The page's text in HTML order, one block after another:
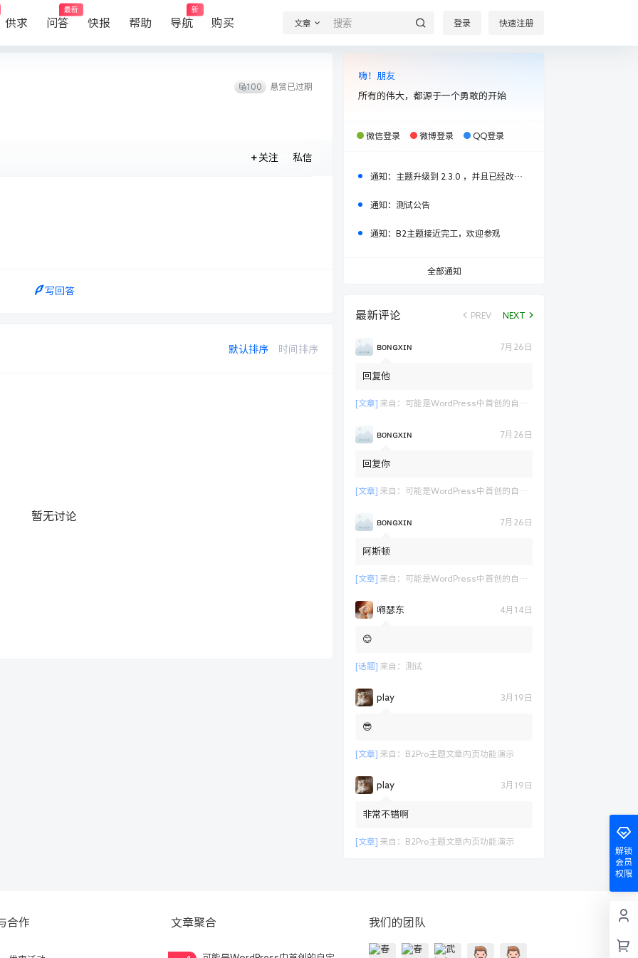
供求 问答
最新
快报 帮助 导航
新
购买 文章 登录 快速注册
100 悬赏已过期
关注 私信
写回答
默认排序 时间排序
暂无讨论
嗨！朋友
所有的伟大，都源于一个勇敢的开始
微信登录 微博登录 QQ登录
通知： 主题升级到 2.3.0 ，并且已经改名柒比贰（seven）主题，请大家注意！
通知： 测试公告
通知： B2主题接近完工，欢迎参观
全部通知
最新评论 PREV NEXT
ʙᴏɴɢxɪɴ 7月26日
回复他
[文章] 来自： 可能是WordPress中首创的自定义表单支付功能演示
ʙᴏɴɢxɪɴ 7月26日
回复你
[文章] 来自： 可能是WordPress中首创的自定义表单支付功能演示
ʙᴏɴɢxɪɴ 7月26日
阿斯顿
[文章] 来自： 可能是WordPress中首创的自定义表单支付功能演示
嘚瑟东 4月14日
😊
[话题] 来自： 测试
play 3月19日
😎
[文章] 来自： B2Pro主题文章内页功能演示
play 3月19日
非常不错啊
[文章] 来自： B2Pro主题文章内页功能演示
解锁
会员
权限
合作 文章聚合 我们的团队